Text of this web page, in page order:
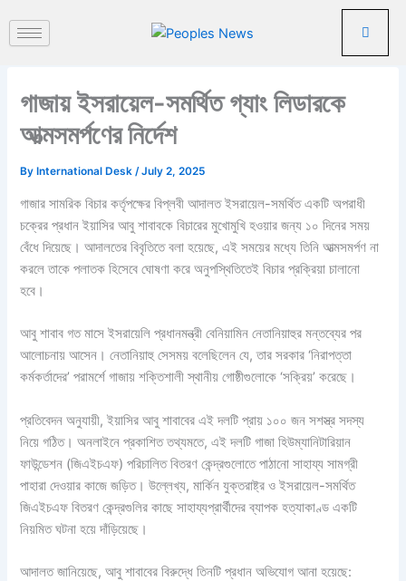
গাজায় ইসরায়েল-সমর্থিত গ্যাং লিডারকে
আত্মসমর্পণের নির্দেশ
By International Desk/July 2, 2025
গাজার সামরিক বিচার কর্তৃপক্ষের বিপ্লবী আদালত ইসরায়েল-সমর্থিত একটি অপরাধী
চক্রের প্রধান ইয়াসির আবু শাবাবকে বিচারের মুখোমুখি হওয়ার জন্য ১০ দিনের সময়
বেঁধে দিয়েছে। আদালতের বিবৃতিতে বলা হয়েছে, এই সময়ের মধ্যে তিনি আত্মসমর্পণ না
করলে তাকে পলাতক হিসেবে ঘোষণা করে অনুপস্থিতিতেই বিচার প্রক্রিয়া চালানো
হবে।
আবু শাবাব গত মাসে ইসরায়েলি প্রধানমন্ত্রী বেনিয়ামিন নেতানিয়াহুর মন্তব্যের পর
আলোচনায় আসেন। নেতানিয়াহু সেসময় বলেছিলেন যে, তার সরকার ‘নিরাপত্তা
কর্মকর্তাদের’ পরামর্শে গাজায় শক্তিশালী স্থানীয় গোষ্ঠীগুলোকে ‘সক্রিয়’ করেছে।
প্রতিবেদন অনুযায়ী, ইয়াসির আবু শাবাবের এই দলটি প্রায় ১০০ জন সশস্ত্র সদস্য
নিয়ে গঠিত। অনলাইনে প্রকাশিত তথ্যমতে, এই দলটি গাজা হিউম্যানিটারিয়ান
ফাউন্ডেশন (জিএইচএফ) পরিচালিত বিতরণ কেন্দ্রগুলোতে পাঠানো সাহায্য সামগ্রী
পাহারা দেওয়ার কাজে জড়িত। উল্লেখ্য, মার্কিন যুক্তরাষ্ট্র ও ইসরায়েল-সমর্থিত
জিএইচএফ বিতরণ কেন্দ্রগুলির কাছে সাহায্যপ্রার্থীদের ব্যাপক হত্যাকাণ্ড একটি
নিয়মিত ঘটনা হয়ে দাঁড়িয়েছে।
আদালত জানিয়েছে, আবু শাবাবের বিরুদ্ধে তিনটি প্রধান অভিযোগ আনা হয়েছে:
রা
ত
ব